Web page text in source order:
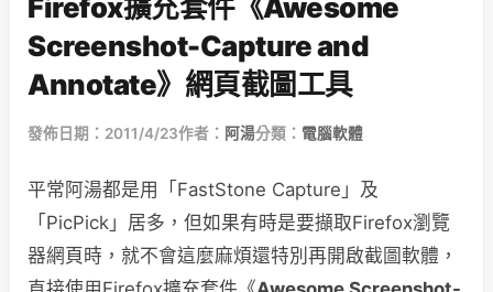
Firefox擴充套件《Awesome
Screenshot-Capture and
Annotate》網頁截圖工具
發佈日期：2011/4/23作者： 阿湯分類： 電腦軟體
平常阿湯都是用「FastStone Capture」及
「PicPick」居多，但如果有時是要擷取Firefox瀏覽
器網頁時，就不會這麼麻煩還特別再開啟截圖軟體，